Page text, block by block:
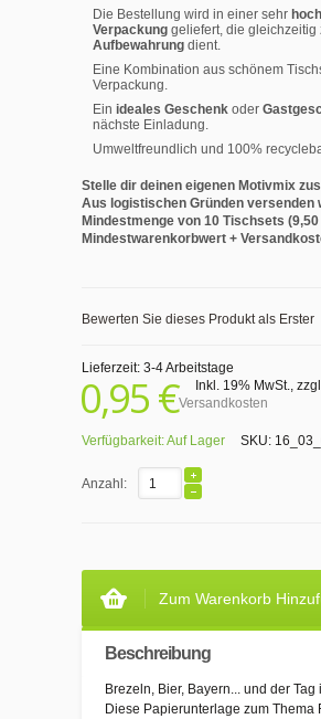
Die Bestellung wird in einer sehr
Verpackung geliefert, die gleichzeitig
Aufbewahrung dient.
Eine Kombination aus schönem
Verpackung.
Ein ideales Geschenk oder
nächste Einladung.
Umweltfreundlich und 100%
Stelle dir deinen eigenen Motivmix
Aus logistischen Gründen versenden
Mindestmenge von 10 Tischsets (9,50
Mindestwarenkorbwert +
Bewerten Sie dieses Produkt als Erster
Lieferzeit: 3-4 Arbeitstage
0,95 € Inkl. 19% MwSt.,
Versandkosten
Verfügbarkeit:Auf Lager SKU:
Anzahl:
Zum Warenkorb
Beschreibung
Brezeln, Bier, Bayern... und der Tag
Diese Papierunterlage zum Thema